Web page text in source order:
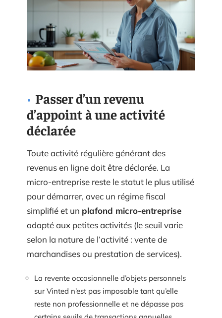
Passer d’un revenu
d’appoint à une activité
déclarée
Toute activité régulière générant des
revenus en ligne doit être déclarée. La
micro-entreprise reste le statut le plus utilisé
pour démarrer, avec un régime fiscal
simplifié et un plafond micro-entreprise
adapté aux petites activités (le seuil varie
selon la nature de l’activité : vente de
marchandises ou prestation de services).
La revente occasionnelle d’objets personnels
sur Vinted n’est pas imposable tant qu’elle
reste non professionnelle et ne dépasse pas